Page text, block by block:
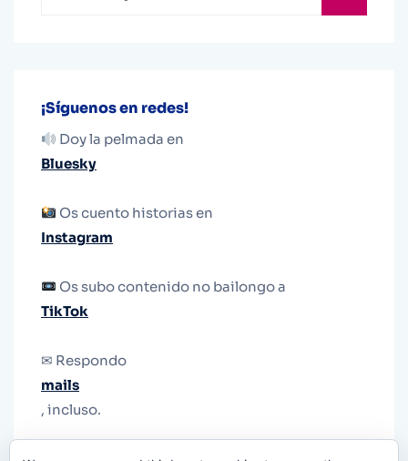
¡Síguenos en redes!
Doy la pelmada en
Bluesky
Os cuento historias en
Instagram
Os subo contenido no bailongo a
TikTok
✉ Respondo
mails
, incluso.